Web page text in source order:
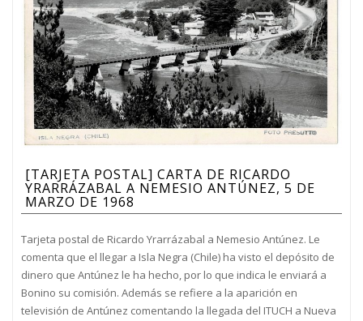
[TARJETA POSTAL] CARTA DE RICARDO
YRARRÁZABAL A NEMESIO ANTÚNEZ, 5 DE
MARZO DE 1968
Tarjeta postal de Ricardo Yrarrázabal a Nemesio Antúnez. Le
comenta que el llegar a Isla Negra (Chile) ha visto el depósito de
dinero que Antúnez le ha hecho, por lo que indica le enviará a
Bonino su comisión. Además se refiere a la aparición en
televisión de Antúnez comentando la llegada del ITUCH a Nueva